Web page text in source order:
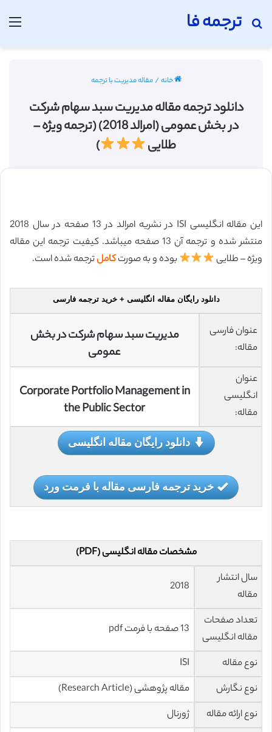
ترجمه فا
جستجو برای
خانه/مقاله مدیریت با ترجمه
دانلود ترجمه مقاله مدیریت سبد سهام شرکت
در بخش عمومی (امرالد 2018) (ترجمه ویژه –
طلایی
)
این مقاله انگلیسی ISI در نشریه امرالد در 13 صفحه در سال 2018
منتشر شده و ترجمه آن 13 صفحه میباشد. کیفیت ترجمه این مقاله
ویژه – طلایی
بوده و به صورتکاملترجمه شده است.
دانلود رایگان مقاله انگلیسی + خرید ترجمه فارسی
عنوان فارسی
مقاله:
مدیریت سبد سهام شرکت در بخش
عمومی
عنوان
انگلیسی
مقاله:
Corporate Portfolio Management in
the Public Sector
دانلود رایگان مقاله انگلیسی
خرید ترجمه فارسی مقاله با فرمت ورد
مشخصات مقاله انگلیسی (PDF)
سال انتشار
مقاله
2018
تعداد صفحات
مقاله انگلیسی
13 صفحه با فرمت pdf
نوع مقاله
ISI
نوع نگارش
مقاله پژوهشی (Research Article)
نوع ارائه مقاله
ژورنال